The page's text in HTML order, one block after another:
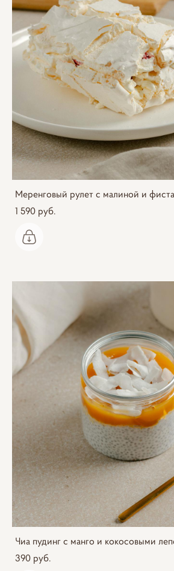
Меренговый рулет с малиной и
1 590 pуб.
Чиа пудинг с манго и кокосовыми
390 pуб.